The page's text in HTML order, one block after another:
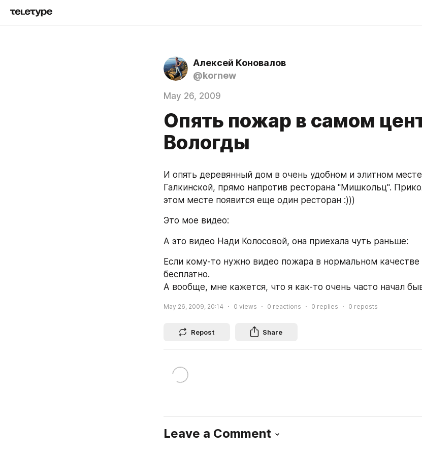
Алексей Коновалов
@kornew
May 26, 2009
Опять пожар в самом
Вологды
И опять деревянный дом в очень удобном и элитном
Галкинской, прямо напротив ресторана "Мишкольц".
этом месте появится еще один ресторан :)))
Это мое видео:
А это видео Нади Колосовой, она приехала чуть раньше:
Если кому-то нужно видео пожара в нормальном качестве
бесплатно.
А вообще, мне кажется, что я как-то очень часто начал
May 26, 2009, 20:14 0 views 0 reactions 0 replies 0 reposts
Repost Share
Leave a Comment